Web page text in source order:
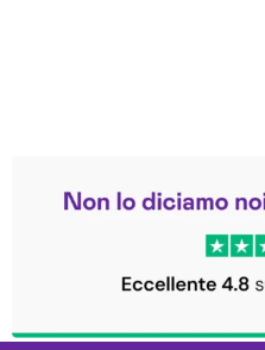
Trustpilot